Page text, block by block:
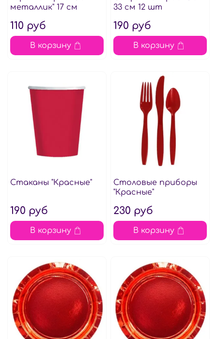
металлик" 17 см
110 руб
В корзину
33 см 12 шт
190 руб
В корзину
Стаканы "Красные"
190 руб
В корзину
Столовые приборы
"Красные"
230 руб
В корзину